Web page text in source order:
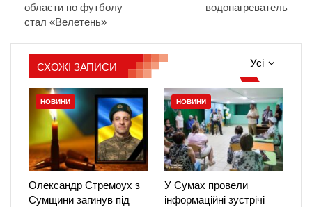
области по футболу
стал «Велетень»
водонагреватель
Усі
СХОЖІ ЗАПИСИ
НОВИНИ
Олександр Стремоух з
Сумщини загинув під
НОВИНИ
У Сумах провели
інформаційні зустрічі